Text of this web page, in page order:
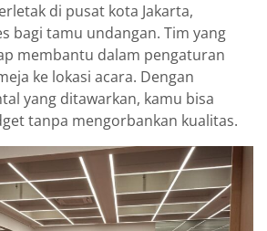
di pusat kota Jakarta,
bagi tamu undangan. Tim yang
membantu dalam pengaturan
ke lokasi acara. Dengan
yang ditawarkan, kamu bisa
tanpa mengorbankan kualitas.